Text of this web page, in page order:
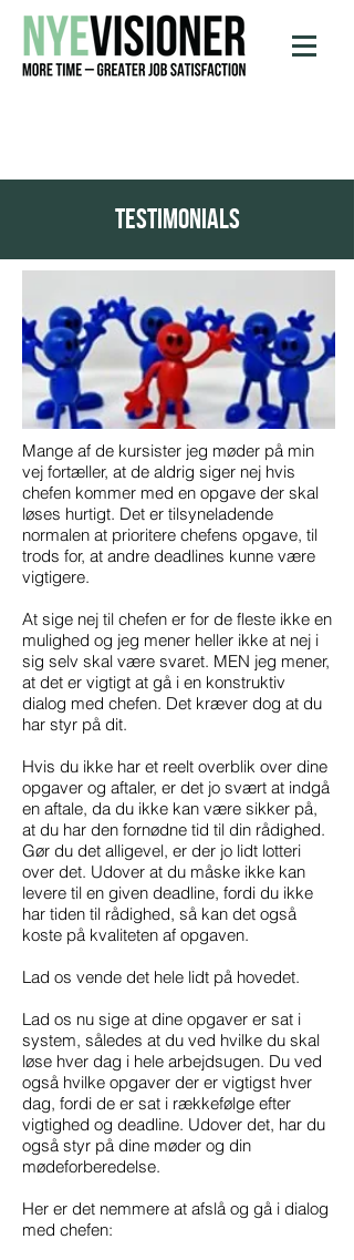
testimonials
Mange af de kursister jeg møder på min
vej fortæller, at de aldrig siger nej hvis
chefen kommer med en opgave der skal
løses hurtigt. Det er tilsyneladende
normalen at prioritere chefens opgave, til
trods for, at andre deadlines kunne være
vigtigere.
At sige nej til chefen er for de fleste ikke en
mulighed og jeg mener heller ikke at nej i
sig selv skal være svaret. MEN jeg mener,
at det er vigtigt at gå i en konstruktiv
dialog med chefen. Det kræver dog at du
har styr på dit.
Hvis du ikke har et reelt overblik over dine
opgaver og aftaler, er det jo svært at indgå
en aftale, da du ikke kan være sikker på,
at du har den fornødne tid til din rådighed.
Gør du det alligevel, er der jo lidt lotteri
over det. Udover at du måske ikke kan
levere til en given deadline, fordi du ikke
har tiden til rådighed, så kan det også
koste på kvaliteten af opgaven.
Lad os vende det hele lidt på hovedet.
Lad os nu sige at dine opgaver er sat i
system, således at du ved hvilke du skal
løse hver dag i hele arbejdsugen. Du ved
også hvilke opgaver der er vigtigst hver
dag, fordi de er sat i rækkefølge efter
vigtighed og deadline. Udover det, har du
også styr på dine møder og din
mødeforberedelse.
Her er det nemmere at afslå og gå i dialog
med chefen: